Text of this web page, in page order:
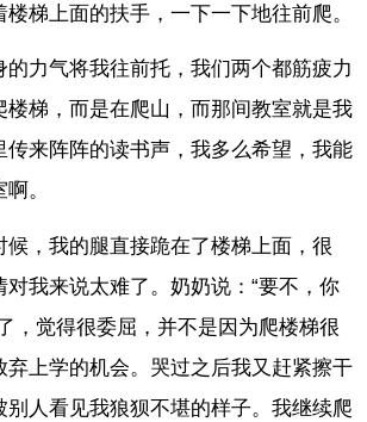
梯上面的扶手，一下一下地往前爬。
的力气将我往前托，我们两个都筋疲力
楼梯，而是在爬山，而那间教室就是我
传来阵阵的读书声，我多么希望，我能
。
候，我的腿直接跪在了楼梯上面，很
我来说太难了。奶奶说：“要不，你
，觉得很委屈，并不是因为爬楼梯很
弃上学的机会。哭过之后我又赶紧擦干
别人看见我狼狈不堪的样子。我继续爬